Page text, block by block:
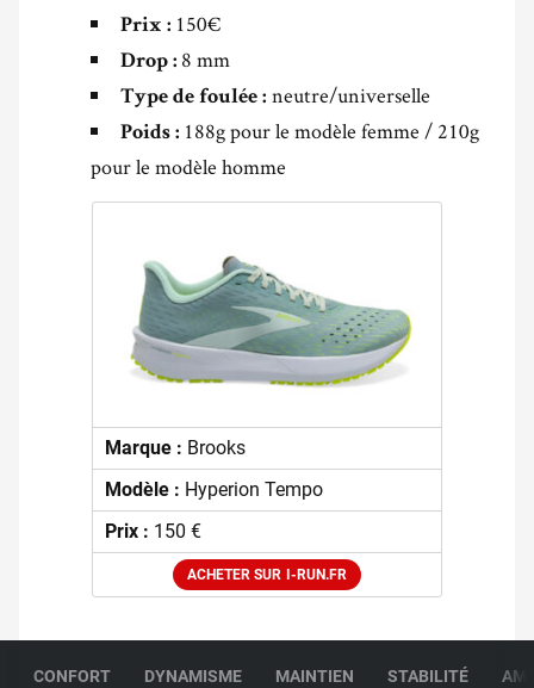
Prix : 150€
Drop : 8 mm
Type de foulée : neutre/universelle
Poids : 188g pour le modèle femme / 210g
pour le modèle homme
Marque : Brooks
Modèle : Hyperion Tempo
Prix : 150 €
ACHETER SUR I-RUN.FR
CONFORT DYNAMISME MAINTIEN STABILITÉ